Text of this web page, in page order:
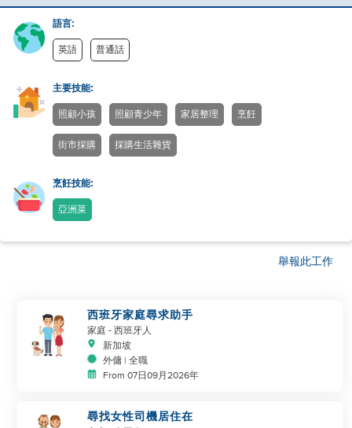
語言:
英語 普通話
主要技能:
照顧小孩 照顧青少年 家居整理 烹飪
街市採購 採購生活雜貨
烹飪技能:
亞洲菜
舉報此工作
西班牙家庭尋求助手
家庭 - 西班牙人
新加坡
外傭 | 全職
From 07日09月2026年
尋找女性司機居住在